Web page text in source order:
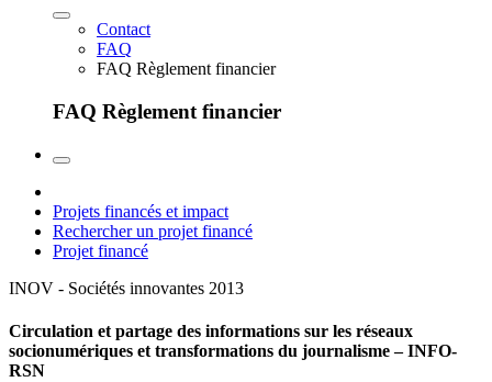
Contact
FAQ
FAQ Règlement financier
FAQ Règlement financier
Projets financés et impact
Rechercher un projet financé
Projet financé
INOV - Sociétés innovantes 2013
Circulation et partage des informations sur les réseaux
socionumériques et transformations du journalisme – INFO-
RSN